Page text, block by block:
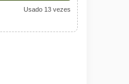
Usado 13 vezes